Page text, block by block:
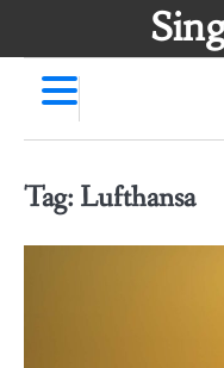
Tag: Lufthansa